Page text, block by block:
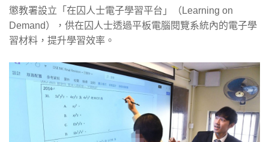
懲教署設立「在囚人士電子學習平台」（Learning on
Demand），供在囚人士透過平板電腦閱覽系統內的電子學
習材料，提升學習效率。